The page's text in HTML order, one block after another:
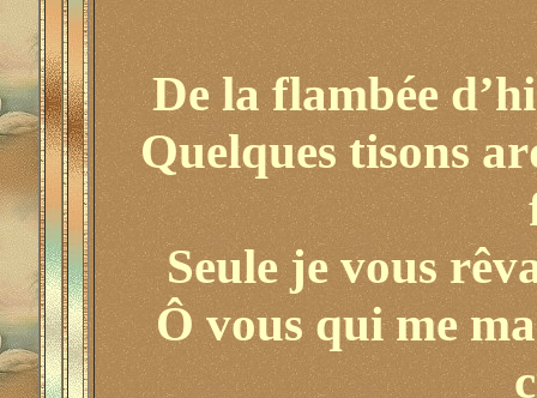
De la flambée
Quelques tisons
Seule je vous
Ô vous qui me